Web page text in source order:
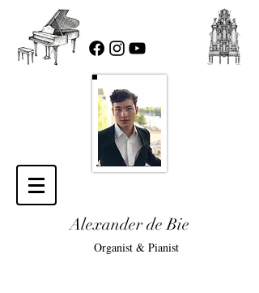
Alexander de Bie
Organist & Pianist